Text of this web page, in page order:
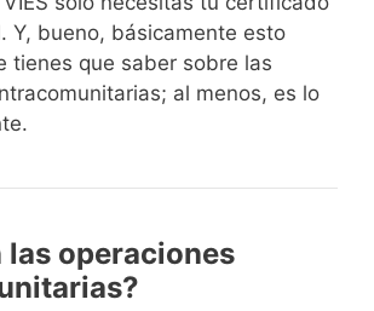
Y, bueno, básicamente esto
tienes que saber sobre las
al menos, es lo
las operaciones